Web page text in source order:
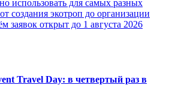
использовать для самых разных
создания экотроп до организации
заявок открыт до 1 августа 2026
Travel Day: в четвертый раз в